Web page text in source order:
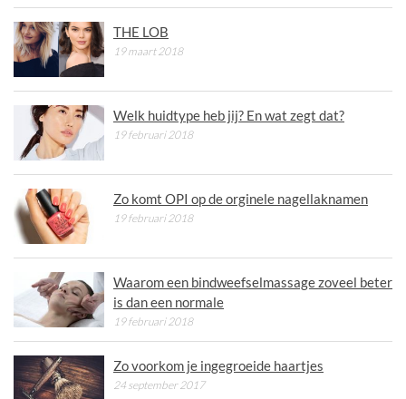
THE LOB
19 maart 2018
Welk huidtype heb jij? En wat zegt dat?
19 februari 2018
Zo komt OPI op de orginele nagellaknamen
19 februari 2018
Waarom een bindweefselmassage zoveel beter
is dan een normale
19 februari 2018
Zo voorkom je ingegroeide haartjes
24 september 2017